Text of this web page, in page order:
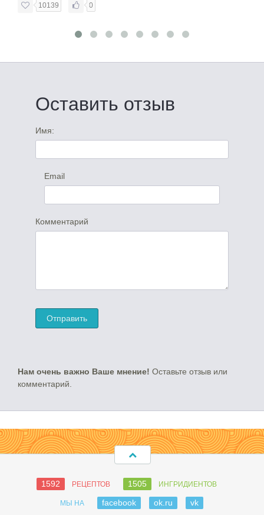
10139 0
Оставить отзыв
Имя:
Email
Комментарий
Нам очень важно Ваше мнение! Оставьте отзыв или
комментарий.
1592 РЕЦЕПТОВ 1505 ИНГРИДИЕНТОВ
МЫ НА facebook ok.ru vk